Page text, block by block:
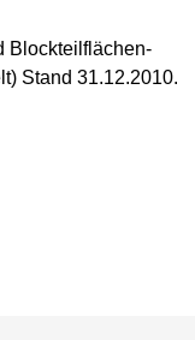
Blockteilflächen-
Stand 31.12.2010.